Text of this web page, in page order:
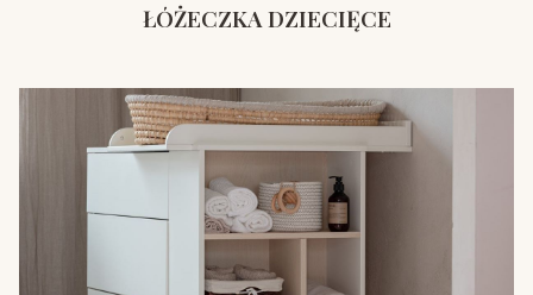
ŁÓŻECZKA DZIECIĘCE